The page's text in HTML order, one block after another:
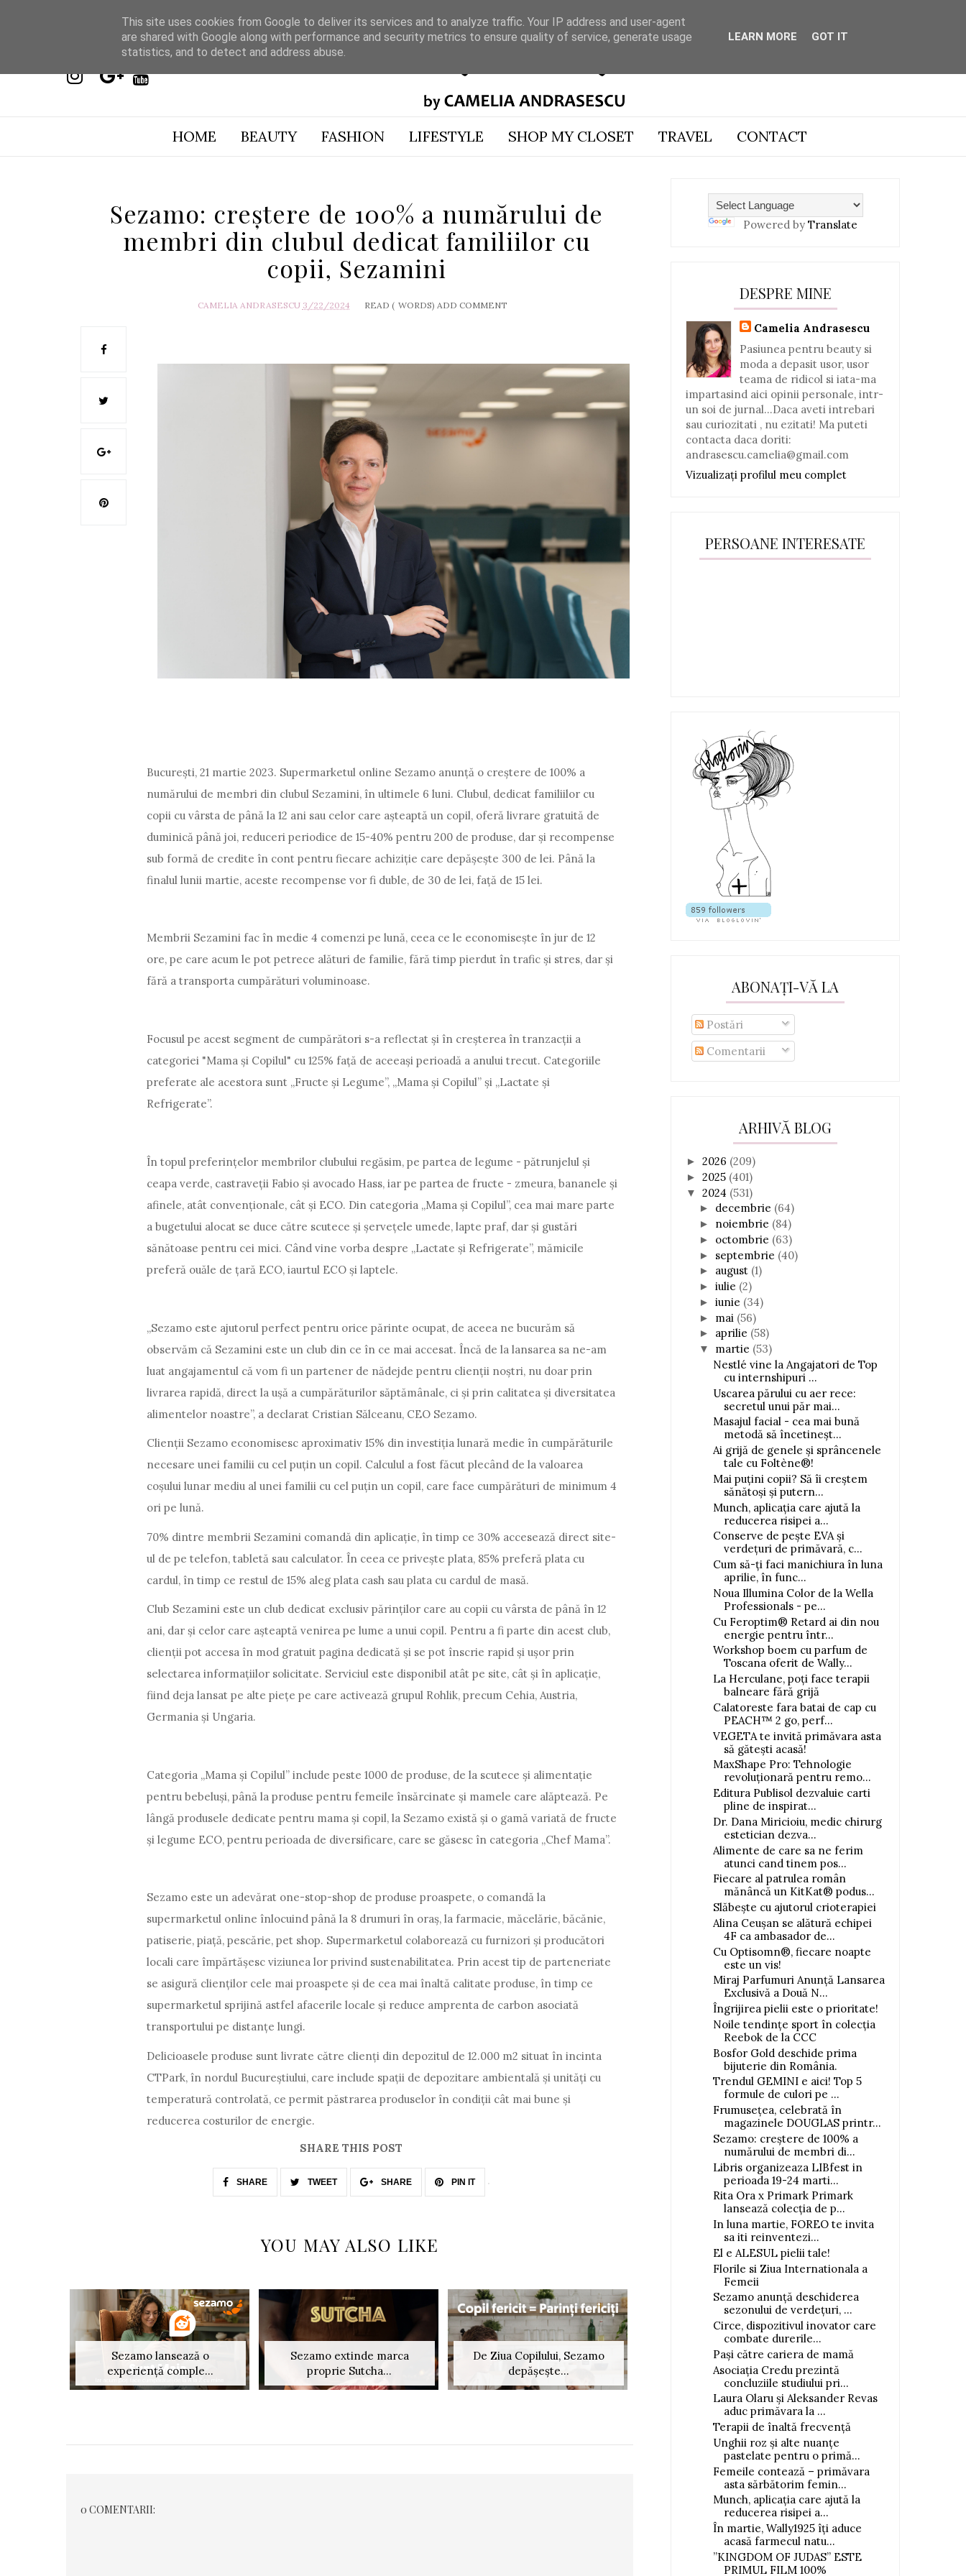
HOME BEAUTY FASHION LIFESTYLE SHOP MY CLOSET TRAVEL CONTACT
Sezamo: creștere de 100% a numărului de
membri din clubul dedicat familiilor cu
copii, Sezamini
CAMELIA ANDRASESCU 3/22/2024 READ ( WORDS) ADD COMMENT
București, 21 martie 2023. Supermarketul online Sezamo anunță o creștere de 100% a
numărului de membri din clubul Sezamini, în ultimele 6 luni. Clubul, dedicat familiilor cu
copii cu vârsta de până la 12 ani sau celor care așteaptă un copil, oferă livrare gratuită de
duminică până joi, reduceri periodice de 15-40% pentru 200 de produse, dar și recompense
sub formă de credite în cont pentru fiecare achiziție care depășește 300 de lei. Până la
finalul lunii martie, aceste recompense vor fi duble, de 30 de lei, față de 15 lei.
Membrii Sezamini fac în medie 4 comenzi pe lună, ceea ce le economisește în jur de 12
ore, pe care acum le pot petrece alături de familie, fără timp pierdut în trafic și stres, dar și
fără a transporta cumpărături voluminoase.
Focusul pe acest segment de cumpărători s-a reflectat și în creșterea în tranzacții a
categoriei "Mama și Copilul" cu 125% față de aceeași perioadă a anului trecut. Categoriile
preferate ale acestora sunt „Fructe și Legume”, „Mama și Copilul” și „Lactate și
Refrigerate”.
În topul preferințelor membrilor clubului regăsim, pe partea de legume - pătrunjelul și
ceapa verde, castraveții Fabio și avocado Hass, iar pe partea de fructe - zmeura, bananele și
afinele, atât convenționale, cât și ECO. Din categoria „Mama și Copilul”, cea mai mare parte
a bugetului alocat se duce către scutece și șervețele umede, lapte praf, dar și gustări
sănătoase pentru cei mici. Când vine vorba despre „Lactate și Refrigerate”, mămicile
preferă ouăle de țară ECO, iaurtul ECO și laptele.
„Sezamo este ajutorul perfect pentru orice părinte ocupat, de aceea ne bucurăm să
observăm că Sezamini este un club din ce în ce mai accesat. Încă de la lansarea sa ne-am
luat angajamentul că vom fi un partener de nădejde pentru clienții noștri, nu doar prin
livrarea rapidă, direct la ușă a cumpărăturilor săptămânale, ci și prin calitatea și diversitatea
alimentelor noastre”, a declarat Cristian Sălceanu, CEO Sezamo.
Clienții Sezamo economisesc aproximativ 15% din investiția lunară medie în cumpărăturile
necesare unei familii cu cel puțin un copil. Calculul a fost făcut plecând de la valoarea
coșului lunar mediu al unei familii cu cel puțin un copil, care face cumpărături de minimum 4
ori pe lună.
70% dintre membrii Sezamini comandă din aplicație, în timp ce 30% accesează direct site-
ul de pe telefon, tabletă sau calculator. În ceea ce privește plata, 85% preferă plata cu
cardul, în timp ce restul de 15% aleg plata cash sau plata cu cardul de masă.
Club Sezamini este un club dedicat exclusiv părinților care au copii cu vârsta de până în 12
ani, dar și celor care așteaptă venirea pe lume a unui copil. Pentru a fi parte din acest club,
clienții pot accesa în mod gratuit pagina dedicată și se pot înscrie rapid și ușor prin
selectarea informațiilor solicitate. Serviciul este disponibil atât pe site, cât și în aplicație,
fiind deja lansat pe alte piețe pe care activează grupul Rohlik, precum Cehia, Austria,
Germania și Ungaria.
Categoria „Mama și Copilul” include peste 1000 de produse, de la scutece și alimentație
pentru bebeluși, până la produse pentru femeile însărcinate și mamele care alăptează. Pe
lângă produsele dedicate pentru mama și copil, la Sezamo există și o gamă variată de fructe
și legume ECO, pentru perioada de diversificare, care se găsesc în categoria „Chef Mama”.
Sezamo este un adevărat one-stop-shop de produse proaspete, o comandă la
supermarketul online înlocuind până la 8 drumuri în oraș, la farmacie, măcelărie, băcănie,
patiserie, piață, pescărie, pet shop. Supermarketul colaborează cu furnizori și producători
locali care împărtășesc viziunea lor privind sustenabilitatea. Prin acest tip de parteneriate
se asigură clienților cele mai proaspete și de cea mai înaltă calitate produse, în timp ce
supermarketul sprijină astfel afacerile locale și reduce amprenta de carbon asociată
transportului pe distanțe lungi.
Delicioasele produse sunt livrate către clienți din depozitul de 12.000 m2 situat în incinta
CTPark, în nordul Bucureștiului, care include spații de depozitare ambientală și unități cu
temperatură controlată, ce permit păstrarea produselor în condiții cât mai bune și
reducerea costurilor de energie.
SHARE THIS POST
SHARE TWEET SHARE PIN IT
YOU MAY ALSO LIKE
Sezamo lansează o
experiență comple...
Sezamo extinde marca
proprie Sutcha...
De Ziua Copilului, Sezamo
depășește...
Puratos lansează „Din cuptor,
în vi...
0 COMENTARII:
Powered by Translate
DESPRE MINE
Camelia Andrasescu
Pasiunea pentru beauty si
moda a depasit usor, usor
teama de ridicol si iata-ma
impartasind aici opinii personale, intr-
un soi de jurnal...Daca aveti intrebari
sau curiozitati , nu ezitati! Ma puteti
contacta daca doriti:
andrasescu.camelia@gmail.com
Vizualizați profilul meu complet
PERSOANE INTERESATE
ABONAȚI-VĂ LA
Postări
Comentarii
ARHIVĂ BLOG
► 2026 (209)
► 2025 (401)
▼ 2024 (531)
► decembrie (64)
► noiembrie (84)
► octombrie (63)
► septembrie (40)
► august (1)
► iulie (2)
► iunie (34)
► mai (56)
► aprilie (58)
▼ martie (53)
Nestlé vine la Angajatori de Top
cu internshipuri ...
Uscarea părului cu aer rece:
secretul unui păr mai...
Masajul facial - cea mai bună
metodă să încetineșt...
Ai grijă de genele și sprâncenele
tale cu Foltène®!
Mai puțini copii? Să îi creștem
sănătoși și putern...
Munch, aplicația care ajută la
reducerea risipei a...
Conserve de pește EVA și
verdețuri de primăvară, c...
Cum să-ți faci manichiura în luna
aprilie, în func...
Noua Illumina Color de la Wella
Professionals - pe...
Cu Feroptim® Retard ai din nou
energie pentru într...
Workshop boem cu parfum de
Toscana oferit de Wally...
La Herculane, poți face terapii
balneare fără grijă
Calatoreste fara batai de cap cu
PEACH™ 2 go, perf...
VEGETA te invită primăvara asta
să gătești acasă!
MaxShape Pro: Tehnologie
revoluționară pentru remo...
Editura Publisol dezvaluie carti
pline de inspirat...
Dr. Dana Miricioiu, medic chirurg
estetician dezva...
Alimente de care sa ne ferim
atunci cand tinem pos...
Fiecare al patrulea român
mănâncă un KitKat® podus...
Slăbește cu ajutorul crioterapiei
Alina Ceușan se alătură echipei
4F ca ambasador de...
Cu Optisomn®, fiecare noapte
este un vis!
Miraj Parfumuri Anunță Lansarea
Exclusivă a Două N...
Îngrijirea pielii este o prioritate!
Noile tendințe sport în colecția
Reebok de la CCC
Bosfor Gold deschide prima
bijuterie din România.
Trendul GEMINI e aici! Top 5
formule de culori pe ...
Frumusețea, celebrată în
magazinele DOUGLAS printr...
Sezamo: creștere de 100% a
numărului de membri di...
Libris organizeaza LIBfest in
perioada 19-24 marti...
Rita Ora x Primark Primark
lansează colecția de p...
In luna martie, FOREO te invita
sa iti reinventezi...
El e ALESUL pielii tale!
Florile si Ziua Internationala a
Femeii
Sezamo anunță deschiderea
sezonului de verdețuri, ...
Circe, dispozitivul inovator care
combate durerile...
Pași către cariera de mamă
Asociația Credu prezintă
concluziile studiului pri...
Laura Olaru și Aleksander Revas
aduc primăvara la ...
Terapii de înaltă frecvență
Unghii roz și alte nuanțe
pastelate pentru o primă...
Femeile contează – primăvara
asta sărbătorim femin...
Munch, aplicația care ajută la
reducerea risipei a...
În martie, Wally1925 îți aduce
acasă farmecul natu...
”KINGDOM OF JUDAS” ESTE
PRIMUL FILM 100%
This site uses cookies from Google to deliver its services and to analyze traffic. Your IP address and user-agent
are shared with Google along with performance and security metrics to ensure quality of service, generate usage
statistics, and to detect and address abuse.
LEARN MORE GOT IT